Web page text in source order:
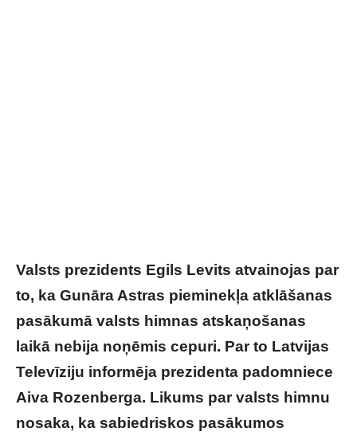
Valsts prezidents Egils Levits atvainojas par
to, ka Gunāra Astras pieminekļa atklāšanas
pasākumā valsts himnas atskaņošanas
laikā nebija noņēmis cepuri. Par to Latvijas
Televīziju informēja prezidenta padomniece
Aiva Rozenberga. Likums par valsts himnu
nosaka, ka sabiedriskos pasākumos